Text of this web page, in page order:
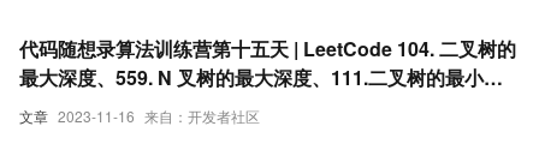
文章 2023-11-16 来自：开发者社区
代码随想录算法训练营第十五天 | LeetCode 104. 二叉树的
最大深度、559. N 叉树的最大深度、111.二叉树的最小深
度、222. 完全二叉树的节点个数